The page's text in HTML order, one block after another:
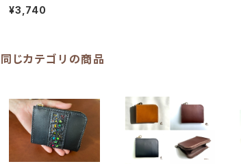
ス ーcolorー《受注生
産》
¥3,740
同じカテゴリの商品